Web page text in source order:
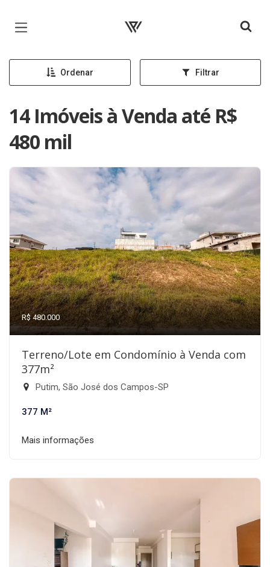
Página inicial
Ordenar Filtrar
14 Imóveis à Venda até R$
480 mil
R$ 480.000
Terreno/Lote em Condomínio à Venda com
377m²
Putim, São José dos Campos-SP
377 M²
Mais informações